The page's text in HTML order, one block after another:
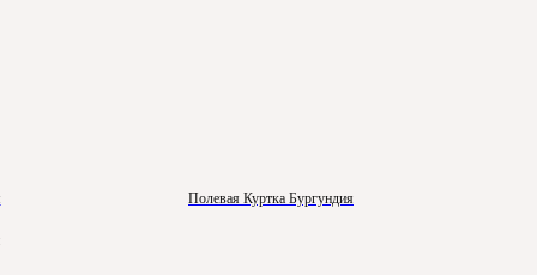
Полевая Куртка Бургундия